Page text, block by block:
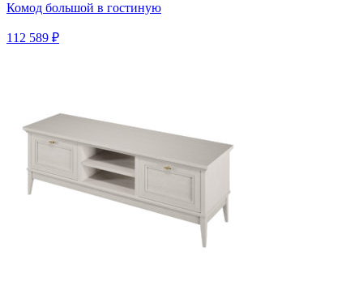
Комод большой в гостиную
112 589 ₽